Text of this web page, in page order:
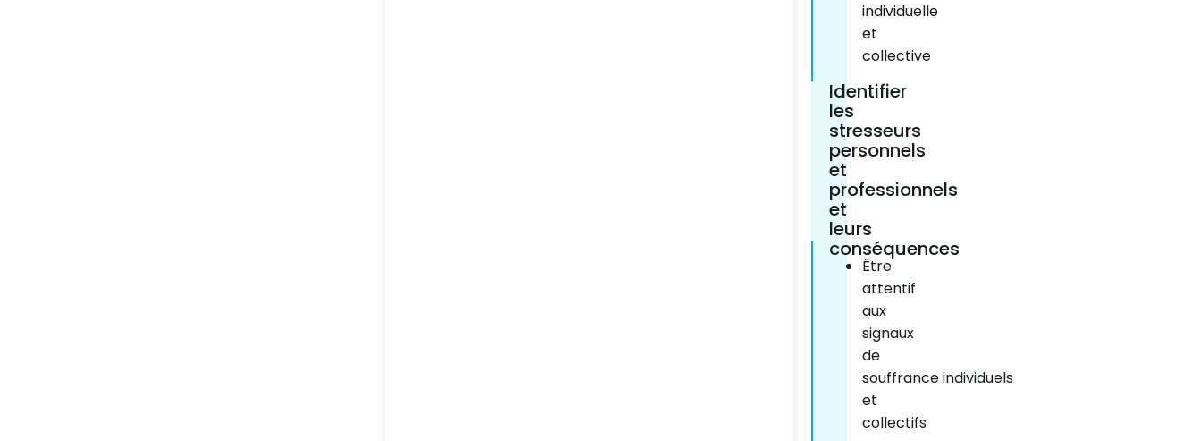
individuelle
et
collective
Identifier
les
stresseurs
personnels
et
professionnels
et
leurs
conséquences​
Être
attentif
aux
signaux
de
souffrance individuels
et
collectifs